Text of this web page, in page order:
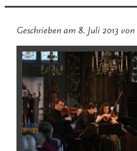
Geschrieben am 8. Juli 2013 von